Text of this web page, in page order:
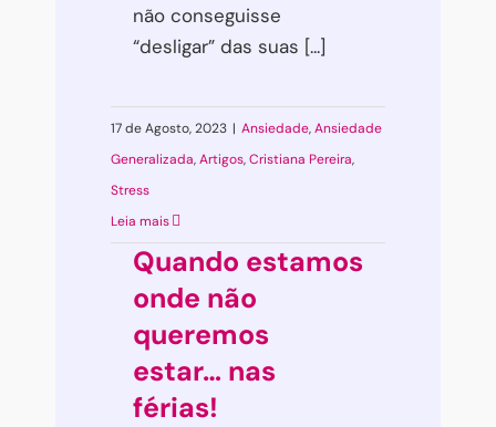
não conseguisse
“desligar” das suas [...]
17 de Agosto, 2023 | Ansiedade,Ansiedade
Generalizada,Artigos,Cristiana Pereira,
Stress
Leia mais
Quando estamos
onde não
queremos
estar… nas
férias!